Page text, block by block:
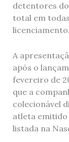
detentores
total em
licenciamento.
A
após o
fevereiro de
que a
colecionável
atleta
listada na